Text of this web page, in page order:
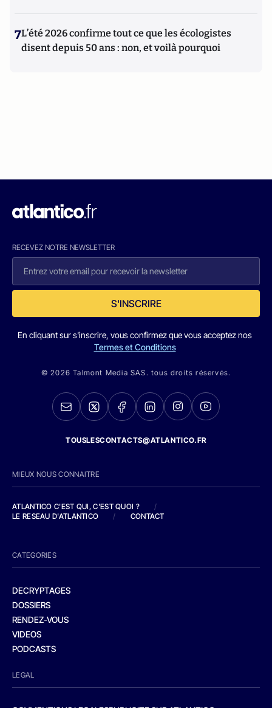
7L’été 2026 confirme tout ce que les écologistes
disent depuis 50 ans : non, et voilà pourquoi
RECEVEZ NOTRE NEWSLETTER
S'INSCRIRE
En cliquant sur s'inscrire, vous confirmez que vous acceptez nos
Termes et Conditions
© 2026 Talmont Media SAS. tous droits réservés.
TOUSLESCONTACTS@ATLANTICO.FR
MIEUX NOUS CONNAITRE
ATLANTICO C'EST QUI, C'EST QUOI ?
/
LE RESEAU D'ATLANTICO
/ CONTACT
CATEGORIES
DECRYPTAGES
DOSSIERS
RENDEZ-VOUS
VIDEOS
PODCASTS
LEGAL